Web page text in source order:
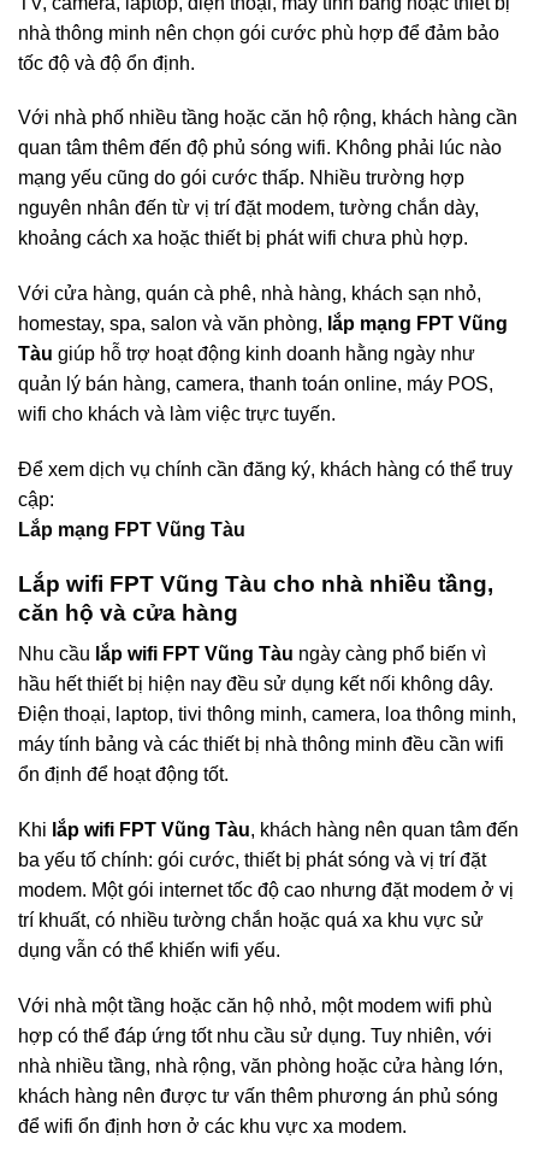
nhà thông minh nên chọn gói cước phù hợp để đảm bảo
tốc độ và độ ổn định.
Với nhà phố nhiều tầng hoặc căn hộ rộng, khách hàng cần
quan tâm thêm đến độ phủ sóng wifi. Không phải lúc nào
mạng yếu cũng do gói cước thấp. Nhiều trường hợp
nguyên nhân đến từ vị trí đặt modem, tường chắn dày,
khoảng cách xa hoặc thiết bị phát wifi chưa phù hợp.
Với cửa hàng, quán cà phê, nhà hàng, khách sạn nhỏ,
homestay, spa, salon và văn phòng, lắp mạng FPT Vũng
Tàu giúp hỗ trợ hoạt động kinh doanh hằng ngày như
quản lý bán hàng, camera, thanh toán online, máy POS,
wifi cho khách và làm việc trực tuyến.
Để xem dịch vụ chính cần đăng ký, khách hàng có thể truy
cập:
Lắp mạng FPT Vũng Tàu
Lắp wifi FPT Vũng Tàu cho nhà nhiều tầng,
căn hộ và cửa hàng
Nhu cầu lắp wifi FPT Vũng Tàu ngày càng phổ biến vì
hầu hết thiết bị hiện nay đều sử dụng kết nối không dây.
Điện thoại, laptop, tivi thông minh, camera, loa thông minh,
máy tính bảng và các thiết bị nhà thông minh đều cần wifi
ổn định để hoạt động tốt.
Khi lắp wifi FPT Vũng Tàu, khách hàng nên quan tâm đến
ba yếu tố chính: gói cước, thiết bị phát sóng và vị trí đặt
modem. Một gói internet tốc độ cao nhưng đặt modem ở vị
trí khuất, có nhiều tường chắn hoặc quá xa khu vực sử
dụng vẫn có thể khiến wifi yếu.
Với nhà một tầng hoặc căn hộ nhỏ, một modem wifi phù
hợp có thể đáp ứng tốt nhu cầu sử dụng. Tuy nhiên, với
nhà nhiều tầng, nhà rộng, văn phòng hoặc cửa hàng lớn,
khách hàng nên được tư vấn thêm phương án phủ sóng
để wifi ổn định hơn ở các khu vực xa modem.